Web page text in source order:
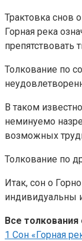
Трактовка снов
Горная река
препятствовать
Толкование по
В таком
неминуемо
возможных
Толкование по
Итак, сон о
индивидуальны
Все толкования
1 Сон «Горная